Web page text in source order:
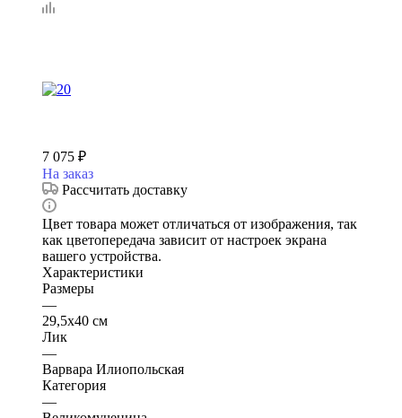
7 075 ₽
На заказ
Рассчитать доставку
Цвет товара может отличаться от изображения, так
как цветопередача зависит от настроек экрана
вашего устройства.
Характеристики
Размеры
—
29,5х40 см
Лик
—
Варвара Илиопольская
Категория
—